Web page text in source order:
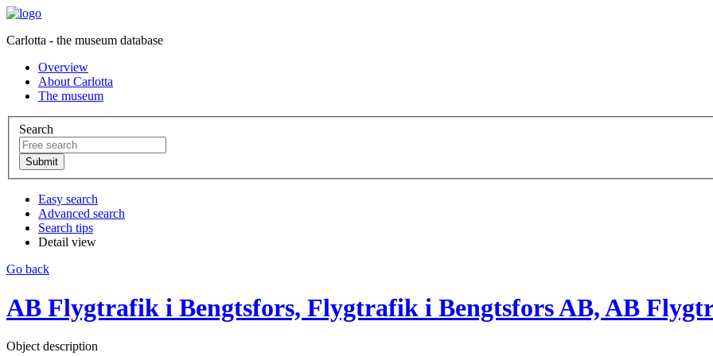
Carlotta - the museum database
Overview
About Carlotta
The museum
Search
Easy search
Advanced search
Search tips
Detail view
Go back
AB Flygtrafik i Bengtsfors, Flygtrafik i Bengtsfors AB, AB
Object description